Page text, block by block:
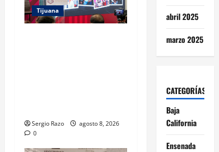
Tijuana
Sergio Razo
agosto 8, 2026
0
abril 2025
marzo 2025
CATEGORÍAS
Baja
California
Ensenada